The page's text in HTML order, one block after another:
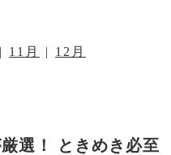
11月 12月
選！ ときめき必至